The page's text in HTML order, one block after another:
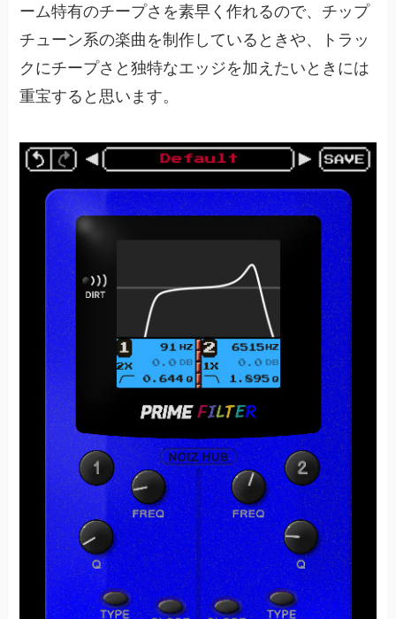
ーム特有のチープさを素早く作れるので、チップ
チューン系の楽曲を制作しているときや、トラッ
クにチープさと独特なエッジを加えたいときには
重宝すると思います。